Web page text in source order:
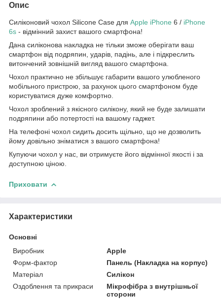
Опис
Силіконовий чохол Silicone Case для Apple iPhone 6 / iPhone
6s - відмінний захист вашого смартфона!
Дана силіконова накладка не тільки зможе оберігати ваш
смартфон від подряпин, ударів, падінь, але і підкреслить
витончений зовнішній вигляд вашого смартфона.
Чохол практично не збільшує габарити вашого улюбленого
мобільного пристрою, за рахунок цього смартфоном буде
користуватися дуже комфортно.
Чохол зроблений з якісного силікону, який не буде залишати
подряпини або потертості на вашому гаджет.
На телефоні чохол сидить досить щільно, що не дозволить
йому довільно зніматися з вашого смартфона!
Купуючи чохол у нас, ви отримуєте його відмінної якості і за
доступною ціною.
Приховати
Характеристики
Основні
Виробник
Apple
Форм-фактор
Панель (Накладка на корпус)
Матеріал
Силікон
Оздоблення та прикраси
Мікрофібра з внутрішньої
сторони